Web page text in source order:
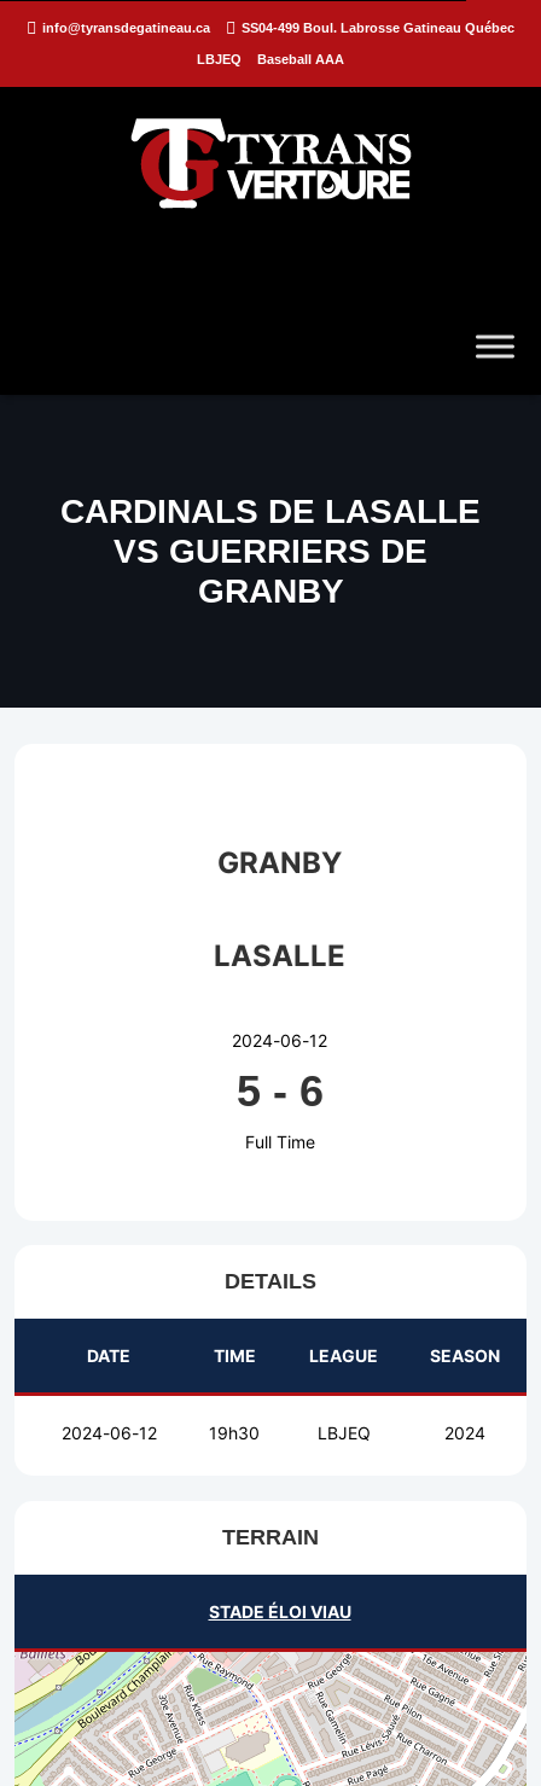
info@tyransdegatineau.ca SS04-499 Boul. Labrosse Gatineau Québec
LBJEQ Baseball AAA
CARDINALS DE LASALLE
VS GUERRIERS DE
GRANBY
GRANBY
LASALLE
2024-06-12
5 - 6
Full Time
DETAILS
DATE TIME LEAGUE SEASON
2024-06-12 19h30 LBJEQ 2024
TERRAIN
STADE ÉLOI VIAU